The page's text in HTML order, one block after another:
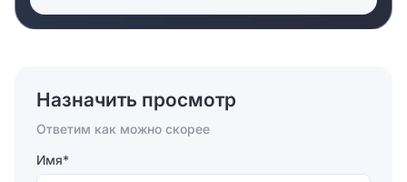
Назначить просмотр
Ответим как можно скорее
Имя*